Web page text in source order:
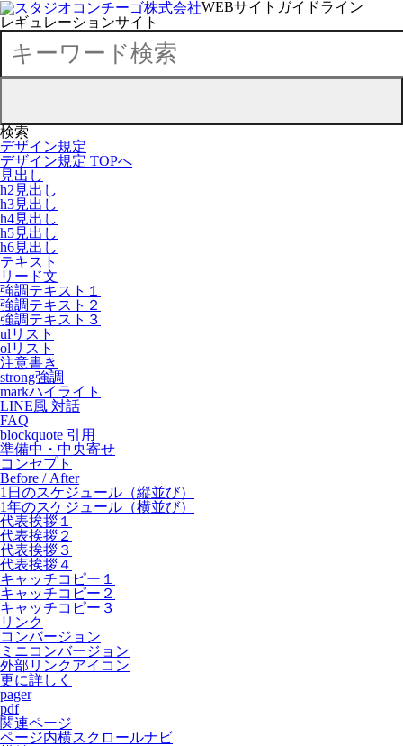
WEBサイトガイドライン
レギュレーションサイト
検索
デザイン規定
デザイン規定 TOPへ
見出し
h2見出し
h3見出し
h4見出し
h5見出し
h6見出し
テキスト
リード文
強調テキスト１
強調テキスト２
強調テキスト３
ulリスト
olリスト
注意書き
strong強調
markハイライト
LINE風 対話
FAQ
blockquote 引用
準備中・中央寄せ
コンセプト
Before / After
1日のスケジュール（縦並び）
1年のスケジュール（横並び）
代表挨拶１
代表挨拶２
代表挨拶３
代表挨拶４
キャッチコピー１
キャッチコピー２
キャッチコピー３
リンク
コンバージョン
ミニコンバージョン
外部リンクアイコン
更に詳しく
pager
pdf
関連ページ
ページ内横スクロールナビ